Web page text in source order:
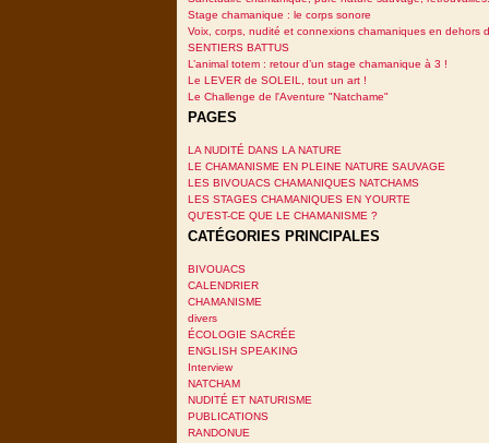
Stage chamanique : le corps sonore
Voix, corps, nudité et connexions chamaniques en dehors
SENTIERS BATTUS
L’animal totem : retour d’un stage chamanique à 3 !
Le LEVER de SOLEIL, tout un art !
Le Challenge de l'Aventure "Natchame"
PAGES
LA NUDITÉ DANS LA NATURE
LE CHAMANISME EN PLEINE NATURE SAUVAGE
LES BIVOUACS CHAMANIQUES NATCHAMS
LES STAGES CHAMANIQUES EN YOURTE
QU'EST-CE QUE LE CHAMANISME ?
CATÉGORIES PRINCIPALES
BIVOUACS
CALENDRIER
CHAMANISME
divers
ÉCOLOGIE SACRÉE
ENGLISH SPEAKING
Interview
NATCHAM
NUDITÉ ET NATURISME
PUBLICATIONS
RANDONUE